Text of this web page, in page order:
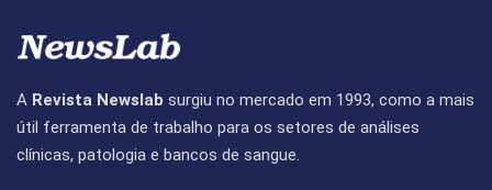
A Revista Newslab surgiu no mercado em 1993, como a mais
útil ferramenta de trabalho para os setores de análises
clínicas, patologia e bancos de sangue.